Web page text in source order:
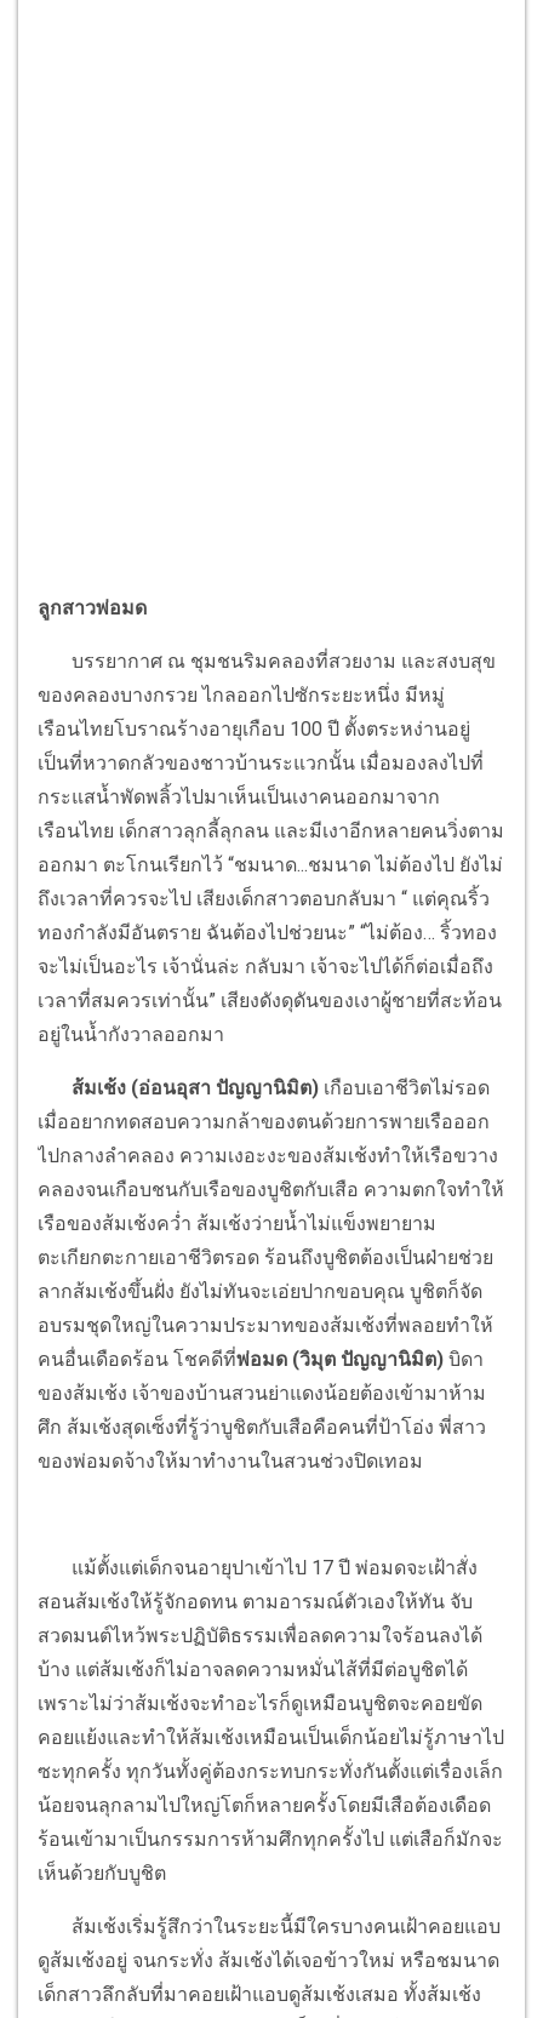
ลูกสาวพ่อมด
บรรยากาศ ณ ชุมชนริมคลองที่สวยงาม และสงบสุข
ของคลองบางกรวย ไกลออกไปซักระยะหนึ่ง มีหมู่
เรือนไทยโบราณร้างอายุเกือบ 100 ปี ตั้งตระหง่านอยู่
เป็นที่หวาดกลัวของชาวบ้านระแวกนั้น เมื่อมองลงไปที่
กระแสน้ำพัดพลิ้วไปมาเห็นเป็นเงาคนออกมาจาก
เรือนไทย เด็กสาวลุกลี้ลุกลน และมีเงาอีกหลายคนวิ่งตาม
ออกมา ตะโกนเรียกไว้ “ชมนาด...ชมนาด ไม่ต้องไป ยังไม่
ถึงเวลาที่ควรจะไป เสียงเด็กสาวตอบกลับมา “ แต่คุณริ้ว
ทองกำลังมีอันตราย ฉันต้องไปช่วยนะ” “ไม่ต้อง… ริ้วทอง
จะไม่เป็นอะไร เจ้านั่นล่ะ กลับมา เจ้าจะไปได้ก็ต่อเมื่อถึง
เวลาที่สมควรเท่านั้น” เสียงดังดุดันของเงาผู้ชายที่สะท้อน
อยู่ในน้ำกังวาลออกมา
ส้มเช้ง (อ่อนอุสา ปัญญานิมิต) เกือบเอาชีวิตไม่รอด
เมื่ออยากทดสอบความกล้าของตนด้วยการพายเรือออก
ไปกลางลำคลอง ความเงอะงะของส้มเช้งทำให้เรือขวาง
คลองจนเกือบชนกับเรือของบูชิตกับเสือ ความตกใจทำให้
เรือของส้มเช้งคว่ำ ส้มเช้งว่ายน้ำไม่แข็งพยายาม
ตะเกียกตะกายเอาชีวิตรอด ร้อนถึงบูชิตต้องเป็นฝ่ายช่วย
ลากส้มเช้งขึ้นฝั่ง ยังไม่ทันจะเอ่ยปากขอบคุณ บูชิตก็จัด
อบรมชุดใหญ่ในความประมาทของส้มเช้งที่พลอยทำให้
คนอื่นเดือดร้อน โชคดีที่พ่อมด (วิมุต ปัญญานิมิต) บิดา
ของส้มเช้ง เจ้าของบ้านสวนย่าแดงน้อยต้องเข้ามาห้าม
ศึก ส้มเช้งสุดเซ็งที่รู้ว่าบูชิตกับเสือคือคนที่ป้าโอ่ง พี่สาว
ของพ่อมดจ้างให้มาทำงานในสวนช่วงปิดเทอม
แม้ตั้งแต่เด็กจนอายุปาเข้าไป 17 ปี พ่อมดจะเฝ้าสั่ง
สอนส้มเช้งให้รู้จักอดทน ตามอารมณ์ตัวเองให้ทัน จับ
สวดมนต์ไหว้พระปฏิบัติธรรมเพื่อลดความใจร้อนลงได้
บ้าง แต่ส้มเช้งก็ไม่อาจลดความหมั่นไส้ที่มีต่อบูชิตได้
เพราะไม่ว่าส้มเช้งจะทำอะไรก็ดูเหมือนบูชิตจะคอยขัด
คอยแย้งและทำให้ส้มเช้งเหมือนเป็นเด็กน้อยไม่รู้ภาษาไป
ซะทุกครั้ง ทุกวันทั้งคู่ต้องกระทบกระทั่งกันตั้งแต่เรื่องเล็ก
น้อยจนลุกลามไปใหญ่โตก็หลายครั้งโดยมีเสือต้องเดือด
ร้อนเข้ามาเป็นกรรมการห้ามศึกทุกครั้งไป แต่เสือก็มักจะ
เห็นด้วยกับบูชิต
ส้มเช้งเริ่มรู้สึกว่าในระยะนี้มีใครบางคนเฝ้าคอยแอบ
ดูส้มเช้งอยู่ จนกระทั่ง ส้มเช้งได้เจอข้าวใหม่ หรือชมนาด
เด็กสาวลึกลับที่มาคอยเฝ้าแอบดูส้มเช้งเสมอ ทั้งส้มเช้ง